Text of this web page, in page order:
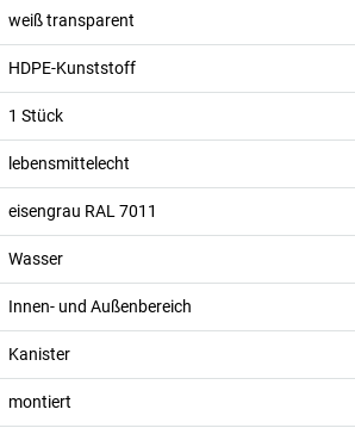
weiß transparent
HDPE-Kunststoff
1 Stück
lebensmittelecht
eisengrau RAL 7011
Wasser
Innen- und Außenbereich
Kanister
montiert